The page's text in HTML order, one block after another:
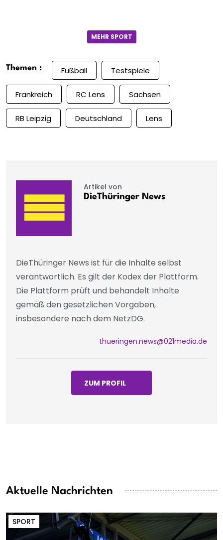
MEHR SPORT
Themen : Fußball Testspiele
Frankreich RC Lens Sachsen
RB Leipzig Deutschland Lens
Artikel von
DieThüringer News
DieThüringer News ist für die Inhalte selbst
verantwortlich. Es gilt der Kodex der Plattform.
Die Plattform prüft und behandelt Inhalte
gemäß den gesetzlichen Vorgaben,
insbesondere nach dem NetzDG.
thueringen.news@021media.de
ZUM PROFIL
Aktuelle Nachrichten
SPORT